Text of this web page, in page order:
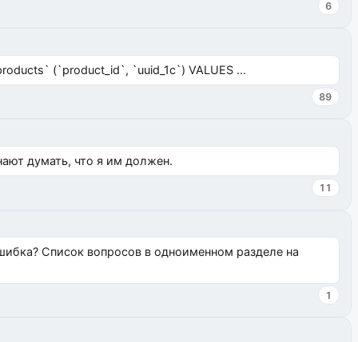
6
(`product_id`, `uuid_1c`) VALUES ...
89
думать, что я им должен.
11
Список вопросов в одноименном разделе на
1